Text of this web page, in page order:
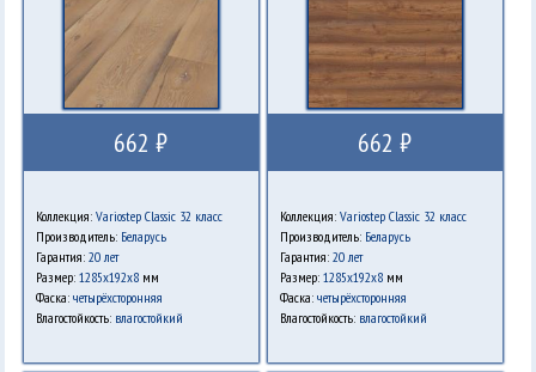
662 ₽
Коллекция: Variostep Classic 32 класс
Производитель: Беларусь
Гарантия: 20 лет
Размер: 1285x192x8мм
Фаска: четырёхсторонняя
Влагостойкость: влагостойкий
662 ₽
Коллекция: Variostep Classic 32 класс
Производитель: Беларусь
Гарантия: 20 лет
Размер: 1285x192x8мм
Фаска: четырёхсторонняя
Влагостойкость: влагостойкий